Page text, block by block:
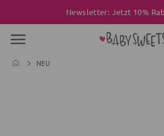
Newsletter: Jetzt 10%
NEU